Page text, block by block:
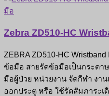
Zebra ZD510-HC
ZEBRA ZD510-HC
ข้อมือ สายรัดข้อมือเป็นกระดา
มือผู้ป่วย หน่วยงาน จัดกีฬา งา
ออกประตู หรือ ใช้รัดสัมภาระเ